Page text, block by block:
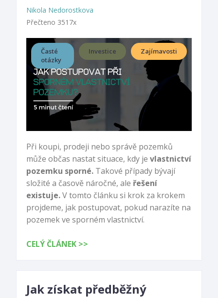
Nikola Nedorostkova
Přečteno 3517x
Časté
otázky
Investice Zajímavosti
Při koupi, prodeji nebo správě pozemků
může občas nastat situace, kdy je vlastnictví
pozemku sporné.Takové případy bývají
složité a časově náročné, ale řešení
existuje.V tomto článku si krok za krokem
projdeme, jak postupovat, pokud narazíte na
pozemek ve sporném vlastnictví.
CELÝ ČLÁNEK >>
Jak získat předběžný